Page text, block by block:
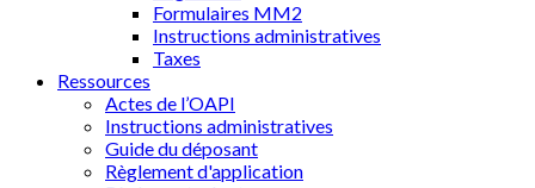
Formulaires MM2
Instructions administratives
Taxes
Ressources
Actes de l’OAPI
Instructions administratives
Guide du déposant
Règlement d'application